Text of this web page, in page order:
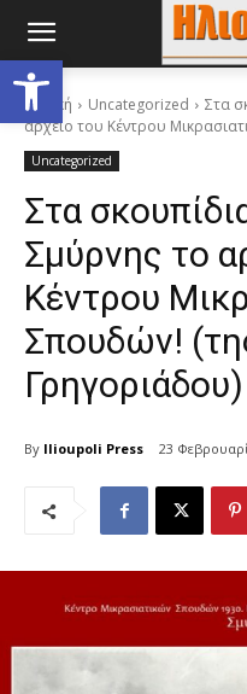
Ανοίξτε τη γραμμή εργαλείων
Αρχική Uncategorized
Στα
αρχείο του Κέντρου
Uncategorized
Στα
Σμύρνης το
Κέντρου
Σπουδών!
Γρηγοριάδου)
By Ilioupoli Press 23